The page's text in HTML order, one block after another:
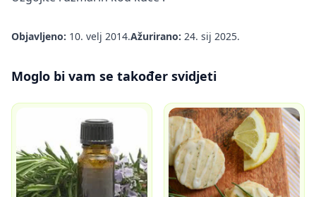
Objavljeno: 10. velj 2014.Ažurirano: 24. sij 2025.
Moglo bi vam se također svidjeti